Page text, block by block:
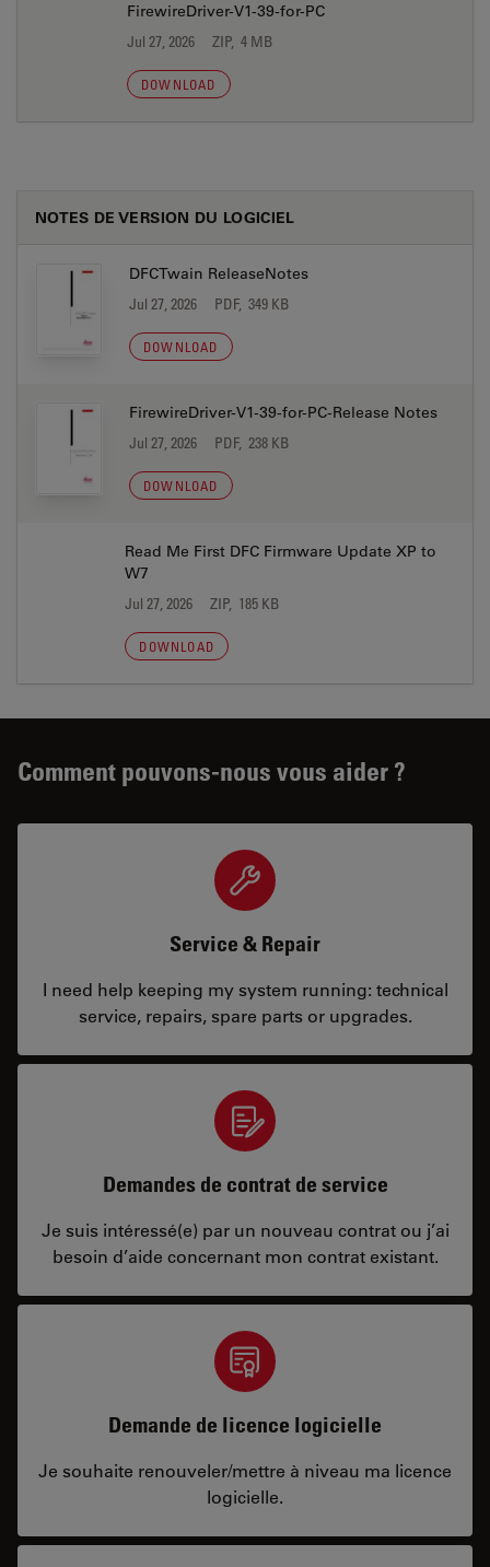
FirewireDriver-V1-39-for-PC
Jul 27, 2026 ZIP, 4 MB
DOWNLOAD
NOTES DE VERSION DU LOGICIEL
DFCTwain ReleaseNotes
Jul 27, 2026 PDF, 349 KB
DOWNLOAD
FirewireDriver-V1-39-for-PC-Release Notes
Jul 27, 2026 PDF, 238 KB
DOWNLOAD
Read Me First DFC Firmware Update XP to
W7
Jul 27, 2026 ZIP, 185 KB
DOWNLOAD
Comment pouvons-nous vous aider ?
Service & Repair
I need help keeping my system running: technical
service, repairs, spare parts or upgrades.
Demandes de contrat de service
Je suis intéressé(e) par un nouveau contrat ou j’ai
besoin d’aide concernant mon contrat existant.
Demande de licence logicielle
Je souhaite renouveler/mettre à niveau ma licence
logicielle.